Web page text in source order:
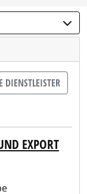
DIENSTLEISTER
EXPORT